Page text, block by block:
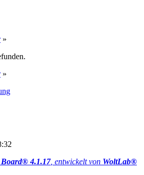
»
»
4.1.17, entwickelt von WoltLab®